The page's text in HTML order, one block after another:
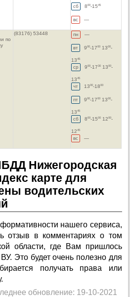
сб 800 -1545
вс —
по
(83176) 53448 пн —
вт 900 -1700 1300 -
1345
ср 900 -1730 1300 -
1345
чт 1300 -1800
пт 900 -1700 1300 -
1345
сб 800 -1500 1200 -
1245
вс —
Нижегородская
карте для
водительских
нашего сервиса,
отзыв в комментариях о том
области, где Вам пришлось
Это будет очень полезно для
получать права или
обновление: 19-10-2021